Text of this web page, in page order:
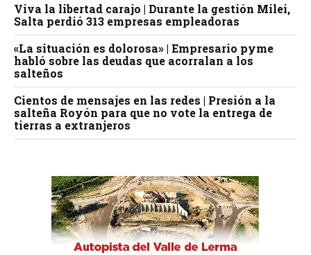
Viva la libertad carajo | Durante la gestión Milei,
Salta perdió 313 empresas empleadoras
«La situación es dolorosa» | Empresario pyme
habló sobre las deudas que acorralan a los
salteños
Cientos de mensajes en las redes | Presión a la
salteña Royón para que no vote la entrega de
tierras a extranjeros